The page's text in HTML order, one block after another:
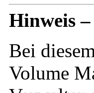
Hinweis –
Bei
Volume